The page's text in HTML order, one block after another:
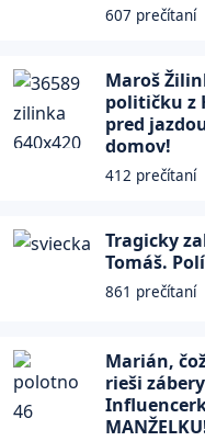
607 prečítaní
Maroš
političku z
pred
domov!
412 prečítaní
Tragicky
Tomáš.
861 prečítaní
Marián,
rieši